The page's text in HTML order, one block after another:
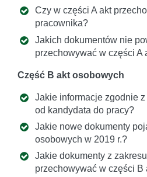
Czy w części A akt
pracownika?
Jakich dokumentów nie
przechowywać w części A
Część B akt osobowych
Jakie informacje zgodnie
od kandydata do pracy?
Jakie nowe dokumenty
osobowych w 2019 r.?
Jakie dokumenty z
przechowywać w części B